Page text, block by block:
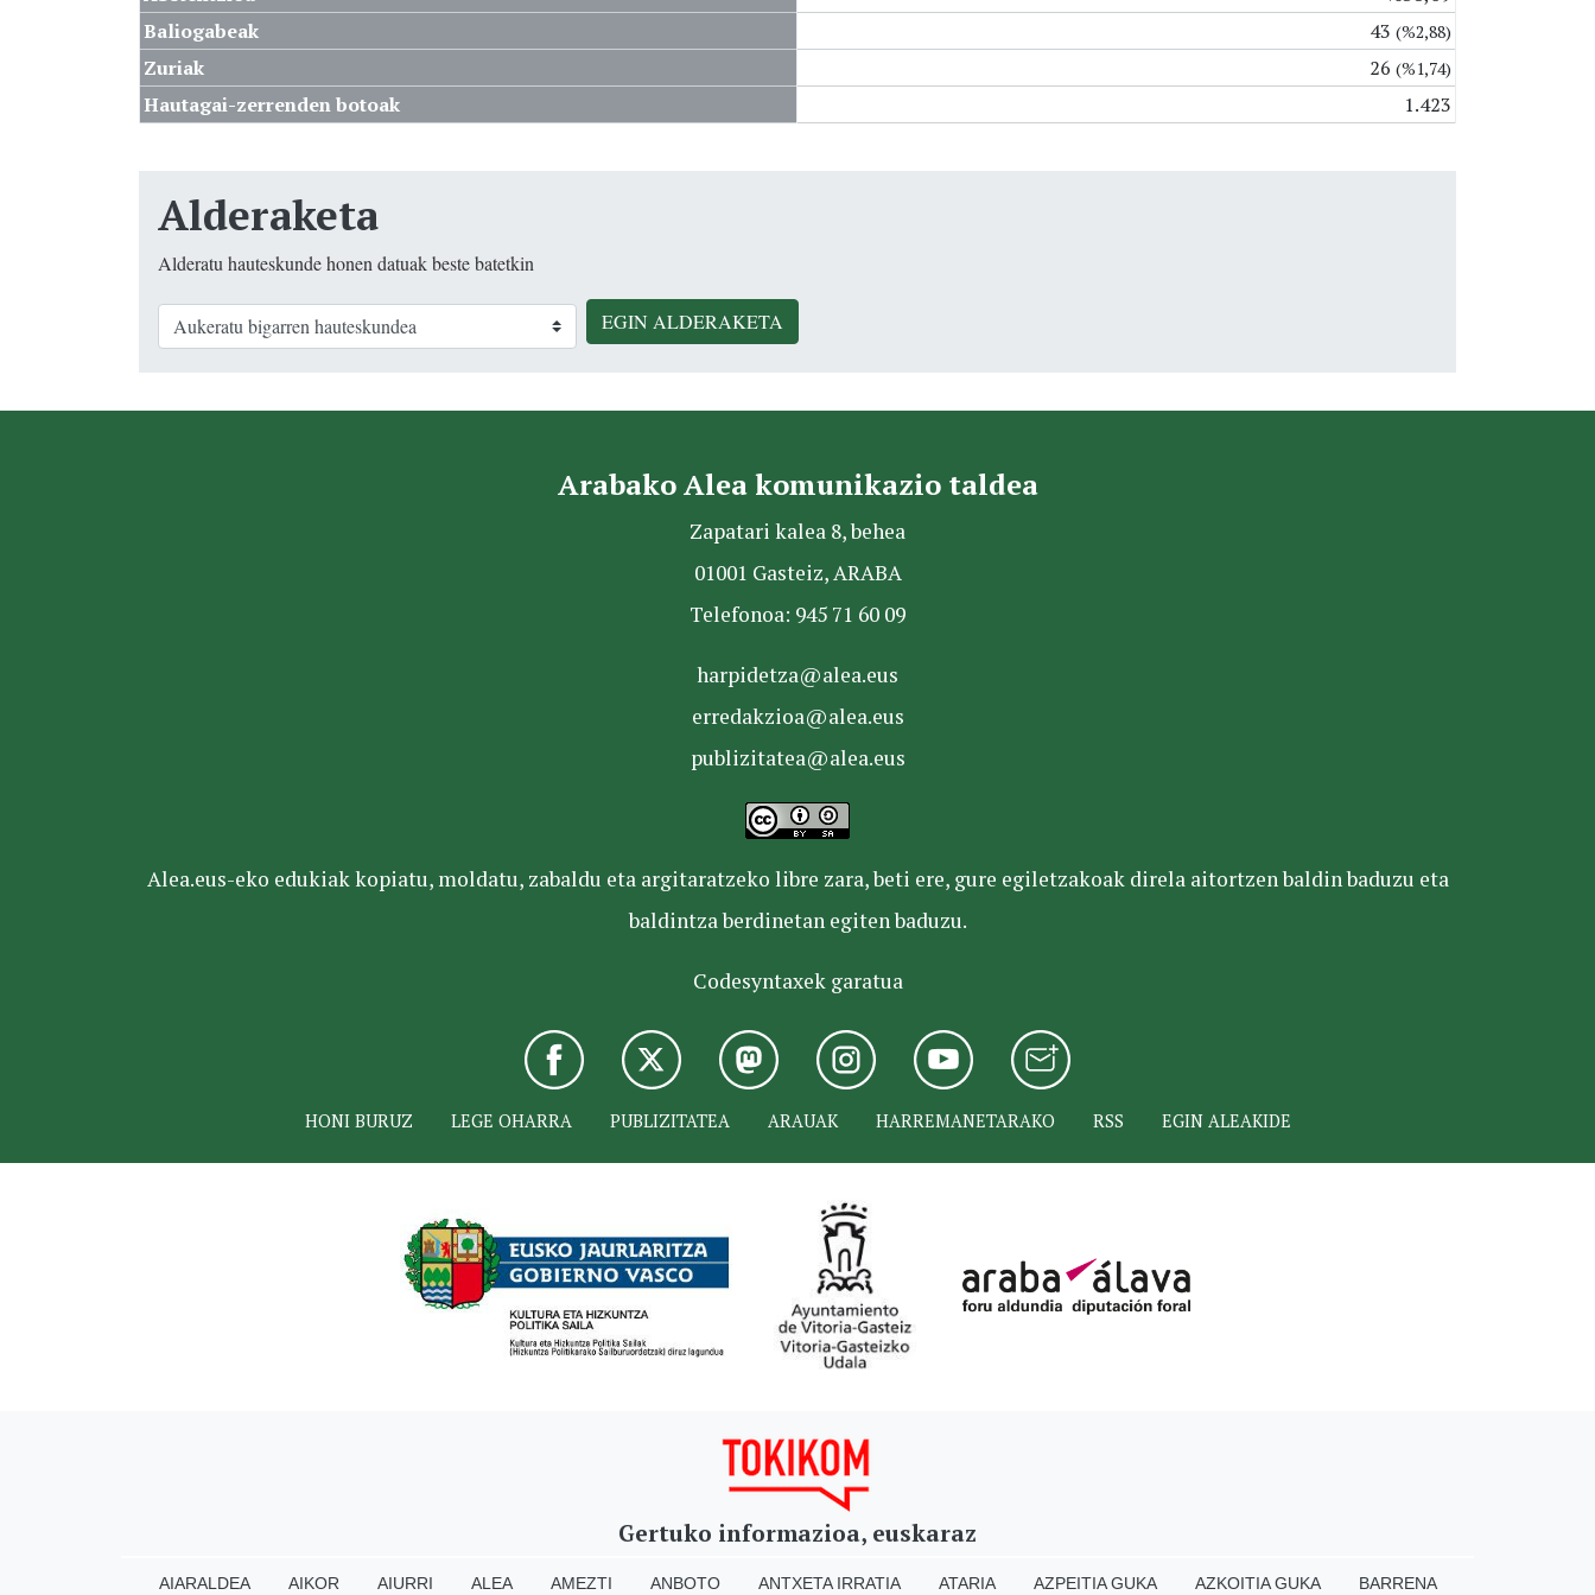
Baliogabeak
43 (%2,88)
Zuriak 26 (%1,74)
Hautagai-zerrenden botoak 1.423
Alderaketa
Alderatu hauteskunde honen datuak beste batetkin
EGIN ALDERAKETA
Arabako Alea komunikazio taldea
Zapatari kalea 8, behea
01001 Gasteiz, ARABA
Telefonoa: 945 71 60 09
harpidetza@alea.eus
erredakzioa@alea.eus
publizitatea@alea.eus
Alea.eus-eko edukiak kopiatu, moldatu, zabaldu eta argitaratzeko libre zara, beti ere, gure egiletzakoak direla aitortzen baldin baduzu eta
baldintza berdinetan egiten baduzu.
Codesyntaxek garatua
HONI BURUZ LEGE OHARRA PUBLIZITATEA ARAUAK HARREMANETARAKO RSS EGIN ALEAKIDE
Gertuko informazioa, euskaraz
AIARALDEA AIKOR AIURRI ALEA AMEZTI ANBOTO ANTXETA IRRATIA ATARIA AZPEITIA GUKA AZKOITIA GUKA BARRENA